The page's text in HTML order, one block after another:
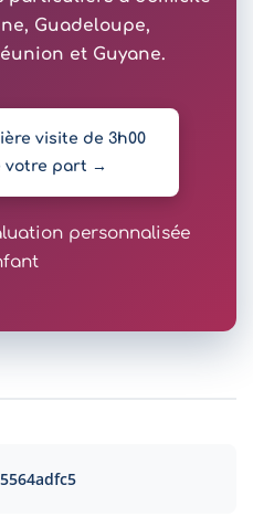
Guadeloupe,
et Guyane.
visite de 3h00
votre part →
personnalisée